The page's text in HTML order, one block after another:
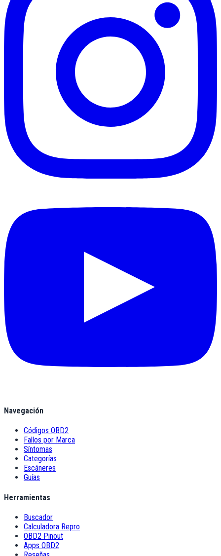
Navegación
Códigos OBD2
Fallos por Marca
Síntomas
Categorías
Escáneres
Guías
Herramientas
Buscador
Calculadora Repro
OBD2 Pinout
Apps OBD2